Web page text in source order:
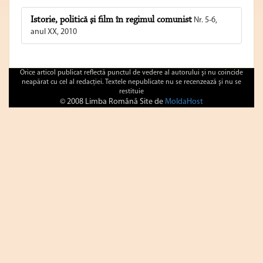
Istorie, politică şi film în regimul comunist Nr. 5-6,
anul XX, 2010
Orice articol publicat reflectă punctul de vedere al autorului şi nu coincide
neapărat cu cel al redacţiei. Textele nepublicate nu se recenzează şi nu se
restituie
© 2008 Limba Română Site de MoldaHost